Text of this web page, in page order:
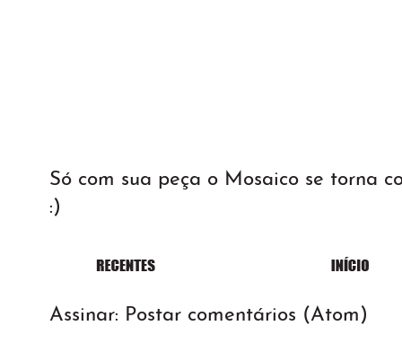
Só com sua peça o Mosaico se torna
:)
Assinar: Postar comentários (Atom)